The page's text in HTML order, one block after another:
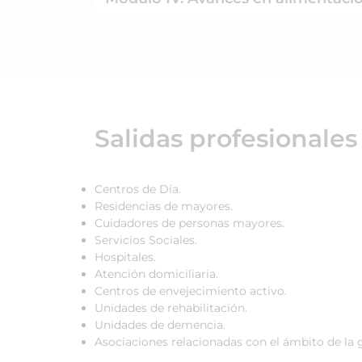
Salidas profesionales
Centros de Día.
Residencias de mayores.
Cuidadores de personas mayores.
Servicios Sociales.
Hospitales.
Atención domiciliaria.
Centros de envejecimiento activo.
Unidades de rehabilitación.
Unidades de demencia.
Asociaciones relacionadas con el ámbito de la